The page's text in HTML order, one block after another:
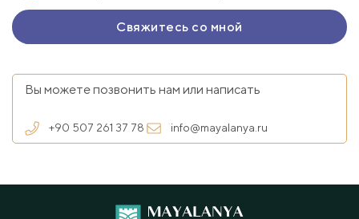
Вы можете позвонить нам или написать
+90 507 261 37 78 info@mayalanya.ru